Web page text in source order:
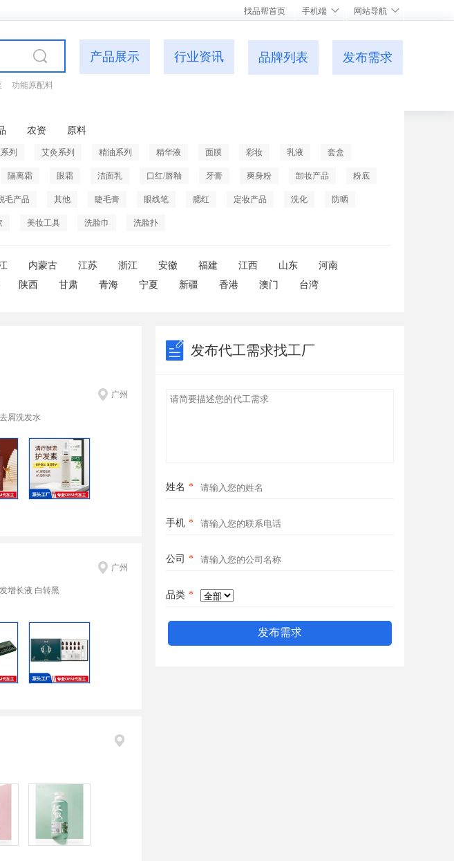
找品帮首页 手机端 网站导航
功能原配料
产品展示 行业资讯 品牌列表 发布需求
农资 原料
列 艾灸系列 精油系列 精华液 面膜 彩妆 乳液 套盒
隔离霜 眼霜 洁面乳 口红/唇釉 牙膏 爽身粉 卸妆产品 粉底
毛产品 其他 睫毛膏 眼线笔 腮红 定妆产品 洗化 防晒
美妆工具 洗脸巾 洗脸扑
内蒙古 江苏 浙江 安徽 福建 江西 山东
河南
陕西 甘肃 青海 宁夏 新疆 香港 澳门 台湾
广州
屑洗发水
广州
增长液 白转黑
发布代工需求找工厂
姓名 *
手机 *
公司 *
品类 *